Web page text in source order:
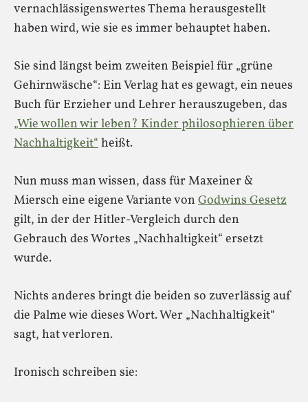
vernachlässigenswertes Thema herausgestellt
haben wird, wie sie es immer behauptet haben.
Sie sind längst beim zweiten Beispiel für „grüne
Gehirnwäsche“: Ein Verlag hat es gewagt, ein neues
Buch für Erzieher und Lehrer herauszugeben, das
„Wie wollen wir leben? Kinder philosophieren über
Nachhaltigkeit“heißt.
Nun muss man wissen, dass für Maxeiner &
Miersch eine eigene Variante von Godwins Gesetz
gilt, in der der Hitler-Vergleich durch den
Gebrauch des Wortes „Nachhaltigkeit“ ersetzt
wurde.
Nichts anderes bringt die beiden so zuverlässig auf
die Palme wie dieses Wort. Wer „Nachhaltigkeit“
sagt, hat verloren.
Ironisch schreiben sie: